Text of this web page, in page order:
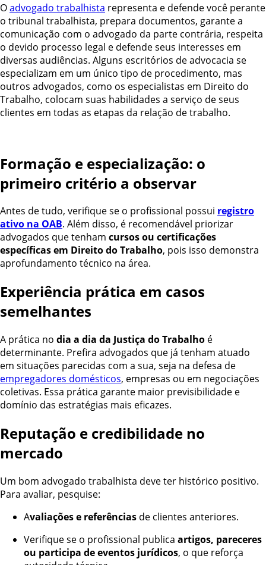
Oadvogado trabalhista representa e defende você perante
o tribunal trabalhista, prepara documentos, garante a
comunicação com o advogado da parte contrária, respeita
o devido processo legal e defende seus interesses em
diversas audiências. Alguns escritórios de advocacia se
especializam em um único tipo de procedimento, mas
outros advogados, como os especialistas em Direito do
Trabalho, colocam suas habilidades a serviço de seus
clientes em todas as etapas da relação de trabalho.
Formação e especialização: o
primeiro critério a observar
Antes de tudo, verifique se o profissional possui registro
ativo na OAB. Além disso, é recomendável priorizar
advogados que tenham cursos ou certificações
específicas em Direito do Trabalho, pois isso demonstra
aprofundamento técnico na área.
Experiência prática em casos
semelhantes
A prática no dia a dia da Justiça do Trabalho é
determinante. Prefira advogados que já tenham atuado
em situações parecidas com a sua, seja na defesa de
empregadores domésticos, empresas ou em negociações
coletivas. Essa prática garante maior previsibilidade e
domínio das estratégias mais eficazes.
Reputação e credibilidade no
mercado
Um bom advogado trabalhista deve ter histórico positivo.
Para avaliar, pesquise:
Avaliações e referências de clientes anteriores.
Verifique se o profissional publica artigos, pareceres
ou participa de eventos jurídicos, o que reforça